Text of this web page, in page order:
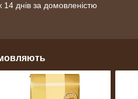
днів за домовленістю